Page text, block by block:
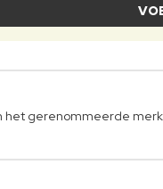
het gerenommeerde